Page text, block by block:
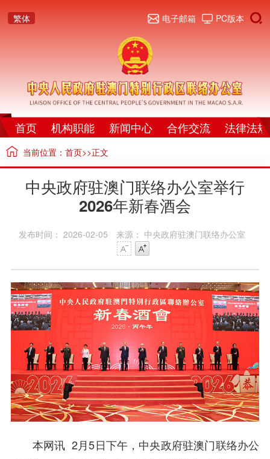
繁体 PC版本
电子邮箱
首页 机构职能 新闻中心 合作交流 法律法规
当前位置： 首页>>正文
中央政府驻澳门联络办公室举行
2026年新春酒会
发布时间： 2026-02-05 来源： 中央政府驻澳门联络办公室
本网讯 2月5日下午，中央政府驻澳门联络办公